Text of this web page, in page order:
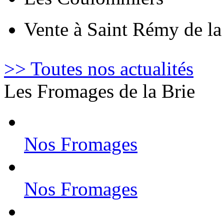
Vente à Saint Rémy de
>> Toutes nos actualités
Les Fromages de la Brie
Nos Fromages
Nos Fromages